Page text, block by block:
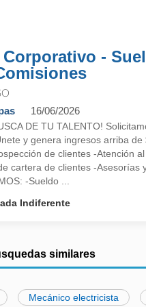
-
16/06/2026
DE TU TALENTO!
y genera ingresos arriba de
de clientes -Atención
cartera de clientes -Asesorías
-Sueldo ...
Indiferente
similares
Mecánico electricista